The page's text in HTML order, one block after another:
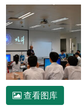
查看图库